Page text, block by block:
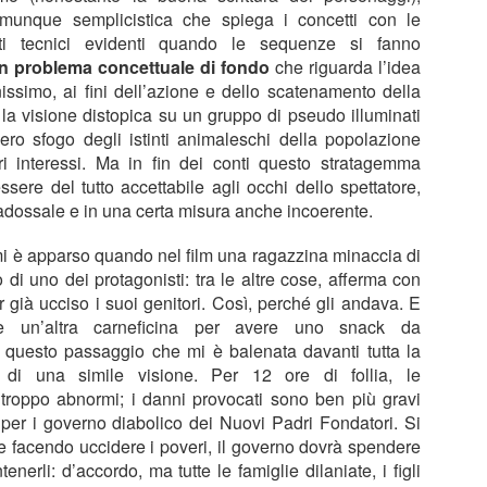
semplicistica che spiega i concetti con le
tecnici evidenti quando le sequenze si fanno
problema concettuale di fondo che riguarda l’idea
ai fini dell’azione e dello scatenamento della
visione distopica su un gruppo di pseudo illuminati
sfogo degli istinti animaleschi della popolazione
interessi. Ma in fin dei conti questo stratagemma
del tutto accettabile agli occhi dello spettatore,
e in una certa misura anche incoerente.
è apparso quando nel film una ragazzina minaccia di
di uno dei protagonisti: tra le altre cose, afferma con
già ucciso i suoi genitori. Così, perché gli andava. E
un’altra carneficina per avere uno snack da
passaggio che mi è balenata davanti tutta la
una simile visione. Per 12 ore di follia, le
abnormi; i danni provocati sono ben più gravi
i governo diabolico dei Nuovi Padri Fondatori. Si
facendo uccidere i poveri, il governo dovrà spendere
d’accordo, ma tutte le famiglie dilaniate, i figli
Z la formica
Z la formica, Eric Darnell e Tim Johnson, 1998
di Fabio Busi Ricordo il 1998, la sfida al cinema era tra
e “A Bug’s Life”, film d’animazione in computer grafica (una
assoluta) che parlavano di insetti. Io avevo appena nove anni e
fine non vidi nessuno dei due. Negli anni successivi, tuttavia, mi è
un po’ di curiosità per questo titolo, perché sembrava affrontare
interessanti.
Cime tempestose
Cime tempestose, Emerald Fennell, 2026
Busi
che si contesta a “Cime tempestose” non è di certo l’infedeltà al
Questo bisogna chiarirlo. Ciò che non funziona nel nuovo film di